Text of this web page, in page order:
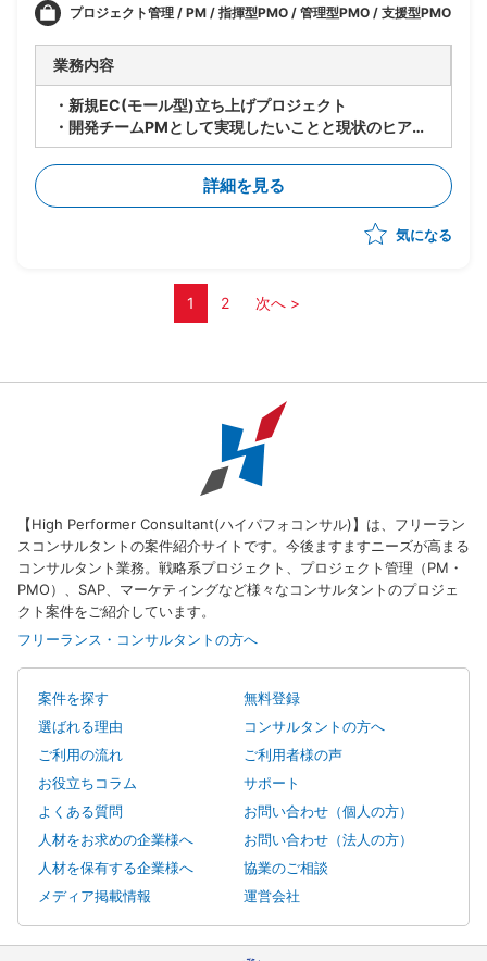
バ/JPJ1(エージェント)/etc
プロジェクト管理 / PM / 指揮型PMO / 管理型PMO / 支援型PMO
業務内容
・新規EC(モール型)立ち上げプロジェクト
・開発チームPMとして実現したいことと現状のヒアリ
ングから、社内外とコミュニケーションを取りながら、
新規EC事業を推進
詳細を見る
気になる
1 2 次へ >
【High Performer Consultant(ハイパフォコンサル)】は、フリーラン
スコンサルタントの案件紹介サイトです。今後ますますニーズが高まる
コンサルタント業務。戦略系プロジェクト、プロジェクト管理（PM・
PMO）、SAP、マーケティングなど様々なコンサルタントのプロジェ
クト案件をご紹介しています。
フリーランス・コンサルタントの方へ
案件を探す
無料登録
選ばれる理由
コンサルタントの方へ
ご利用の流れ
ご利用者様の声
お役立ちコラム
サポート
よくある質問
お問い合わせ（個人の方）
人材をお求めの企業様へ
お問い合わせ（法人の方）
人材を保有する企業様へ
協業のご相談
メディア掲載情報
運営会社